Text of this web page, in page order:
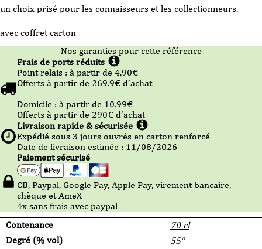
un choix prisé pour les connaisseurs et les collectionneurs.
avec coffret carton
Contenance
70 cl
Degré (% vol)
55°
Nos garanties pour cette référence
Frais de ports réduits
Point relais : à partir de 4,90€
Offerts à partir de 269.9€ d’achat
Domicile : à partir de 10.99€
Offerts à partir de 290€ d’achat
Livraison rapide & sécurisée
Expédié sous 3 jours ouvrés en carton renforcé
Date de livraison estimée : 11/08/2026
Paiement sécurisé
CB, Paypal, Google Pay, Apple Pay, virement bancaire,
chèque et AmeX
4x sans frais avec paypal